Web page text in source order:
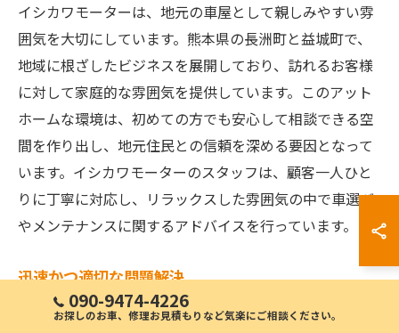
イシカワモーターは、地元の車屋として親しみやすい雰
囲気を大切にしています。熊本県の長洲町と益城町で、
地域に根ざしたビジネスを展開しており、訪れるお客様
に対して家庭的な雰囲気を提供しています。このアット
ホームな環境は、初めての方でも安心して相談できる空
間を作り出し、地元住民との信頼を深める要因となって
います。イシカワモーターのスタッフは、顧客一人ひと
りに丁寧に対応し、リラックスした雰囲気の中で車選び
やメンテナンスに関するアドバイスを行っています。
迅速かつ適切な問題解決
車屋のイシカワモーターが地域の人々に選ばれる理由の
090-9474-4226
お探しのお車、修理お見積もりなど気楽にご相談ください。